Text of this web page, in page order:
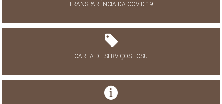
TRANSPARÊNCIA DA COVID-19
CARTA DE SERVIÇOS - CSU